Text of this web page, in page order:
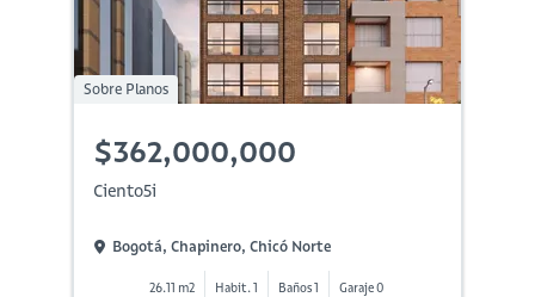
Sobre Planos
$362,000,000
Ciento5i
Bogotá, Chapinero, Chicó Norte
26.11 m2 Habit. 1 Baños 1 Garaje 0